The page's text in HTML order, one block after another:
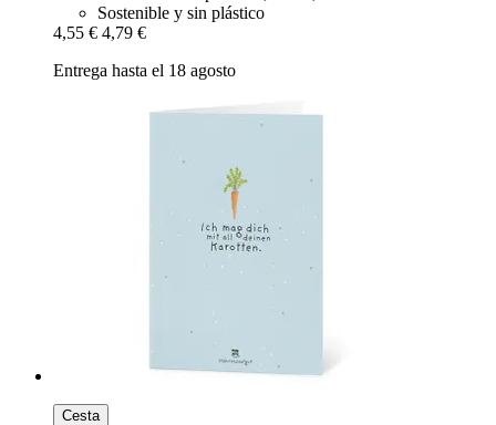
Sostenible y sin plástico
4,55 € 4,79 €
Entrega hasta el 18 agosto
Cesta